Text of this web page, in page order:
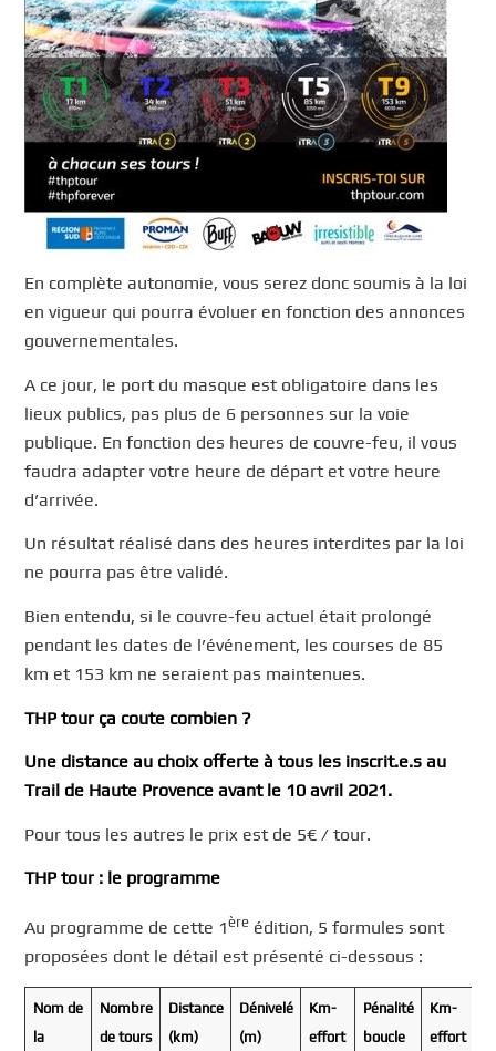
En complète autonomie, vous serez donc soumis à la loi
en vigueur qui pourra évoluer en fonction des annonces
gouvernementales.
A ce jour, le port du masque est obligatoire dans les
lieux publics, pas plus de 6 personnes sur la voie
publique. En fonction des heures de couvre-feu, il vous
faudra adapter votre heure de départ et votre heure
d’arrivée.
Un résultat réalisé dans des heures interdites par la loi
ne pourra pas être validé.
Bien entendu, si le couvre-feu actuel était prolongé
pendant les dates de l’événement, les courses de 85
km et 153 km ne seraient pas maintenues.
THP tour ça coute combien ?
Une distance au choix offerte à tous les inscrit.e.s au
Trail de Haute Provence avant le 10 avril 2021.
Pour tous les autres le prix est de 5€ / tour.
THP tour : le programme
Au programme de cette 1ère édition, 5 formules sont
proposées dont le détail est présenté ci-dessous :
Nom de
la
Nombre
de tours
Distance
(km)
Dénivelé
(m)
Km-
effort
Pénalité
boucle
Km-
effort